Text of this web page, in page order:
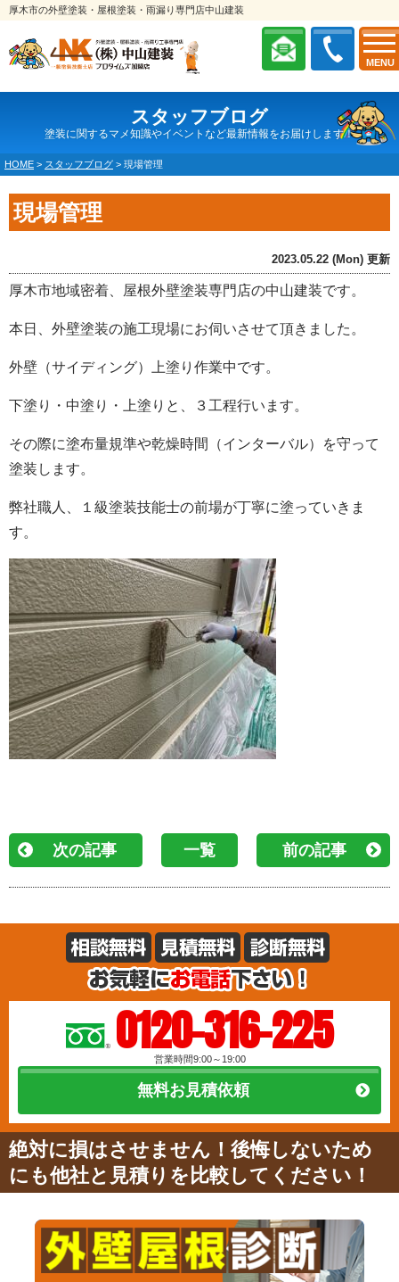
MENU
厚木市の外壁塗装・屋根塗装・雨漏り専門店中山建装
スタッフブログ
塗装に関するマメ知識やイベントなど最新情報をお届けします！
HOME > スタッフブログ > 現場管理
現場管理
2023.05.22 (Mon) 更新
厚木市地域密着、屋根外壁塗装専門店の中山建装です。
本日、外壁塗装の施工現場にお伺いさせて頂きました。
外壁（サイディング）上塗り作業中です。
下塗り・中塗り・上塗りと、３工程行います。
その際に塗布量規準や乾燥時間（インターバル）を守って
塗装します。
弊社職人、１級塗装技能士の前場が丁寧に塗っていきま
す。
次の記事 一覧 前の記事
0120-316-225
営業時間9:00～19:00
無料お見積依頼
絶対に損はさせません！後悔しないため
にも他社と見積りを比較してください！